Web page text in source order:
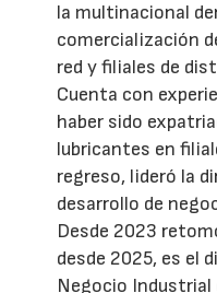
la multinacional
comercialización
red y filiales de
Cuenta con
haber sido
lubricantes en
regreso, lideró la
desarrollo de
Desde 2023
desde 2025, es el
Negocio Industrial